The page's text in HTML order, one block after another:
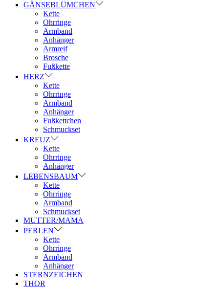
GÄNSEBLÜMCHEN
Kette
Ohrringe
Armband
Anhänger
Armreif
Brosche
Fußkette
HERZ
Kette
Ohrringe
Armband
Anhänger
Fußkettchen
Schmuckset
KREUZ
Kette
Ohrringe
Anhänger
LEBENSBAUM
Kette
Ohrringe
Armband
Schmuckset
MUTTER/MAMA
PERLEN
Kette
Ohrringe
Armband
Anhänger
STERNZEICHEN
THOR